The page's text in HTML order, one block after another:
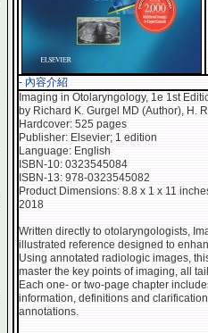
- 內容介紹
Imaging in Otolaryngology, 1e 1st
by Richard K. Gurgel MD (Author),‎ H.
Hardcover: 525 pages
Publisher: Elsevier; 1 edition
Language: English
ISBN-10: 0323545084
ISBN-13: 978-0323545082
Product Dimensions: 8.8 x 1 x 11
2018
Written directly to otolaryngologists,
illustrated reference designed to
Using annotated radiologic images,
master the key points of imaging, all
Each one- or two-page chapter
information, definitions and
annotations.